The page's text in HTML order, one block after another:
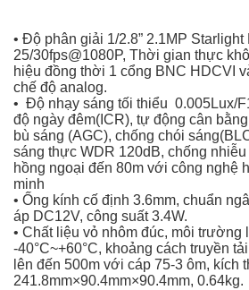
• Độ phân giải 1/2.8” 2.1MP Starlight
25/30fps@1080P, Thời gian thực
hiệu đồng thời 1 cổng BNC HDCVI
chế độ analog.
• Độ nhạy sáng tối thiểu 0.005Lux/
độ ngày đêm(ICR), tự động cân
bù sáng (AGC), chống chói
sáng thực WDR 120dB, chống
hồng ngoại đến 80m với công nghệ
minh
• Ống kính cố định 3.6mm, chuẩn
áp DC12V, công suất 3.4W.
• Chất liệu vỏ nhôm đúc, môi trường
-40°C~+60°C, khoảng cách truyền
lên đến 500m với cáp 75-3 ôm, kích
241.8mm×90.4mm×90.4mm, 0.64kg.